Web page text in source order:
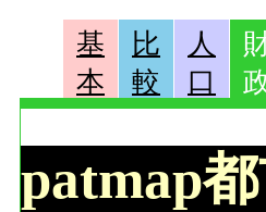
基
本
比
較
人
口
patmap